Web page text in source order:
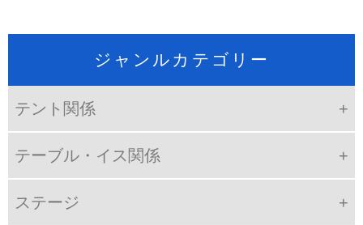
ジャンルカテゴリー
テント関係
テーブル・イス関係
ステージ